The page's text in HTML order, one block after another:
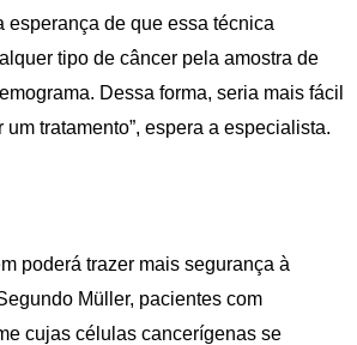
esperança de que essa técnica
tipo de câncer pela amostra de
Dessa forma, seria mais fácil
tratamento”, espera a especialista.
poderá trazer mais segurança à
Müller, pacientes com
cujas células cancerígenas se